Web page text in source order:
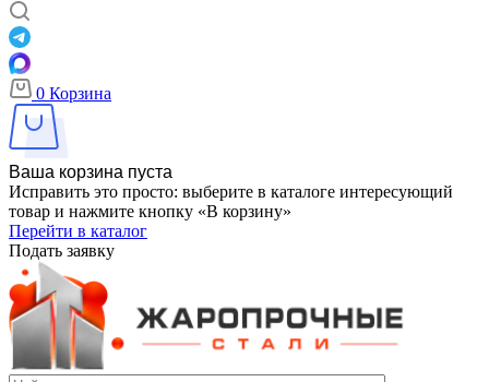
0 Корзина
Ваша корзина пуста
Исправить это просто: выберите в каталоге интересующий
товар и нажмите кнопку «В корзину»
Перейти в каталог
Подать заявку